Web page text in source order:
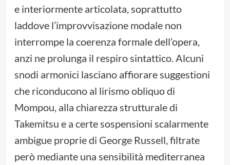
e interiormente articolata, soprattutto
laddove l’improvvisazione modale non
interrompe la coerenza formale dell’opera,
anzi ne prolunga il respiro sintattico. Alcuni
snodi armonici lasciano affiorare suggestioni
che riconducono al lirismo obliquo di
Mompou, alla chiarezza strutturale di
Takemitsu e a certe sospensioni scalarmente
ambigue proprie di George Russell, filtrate
però mediante una sensibilità mediterranea